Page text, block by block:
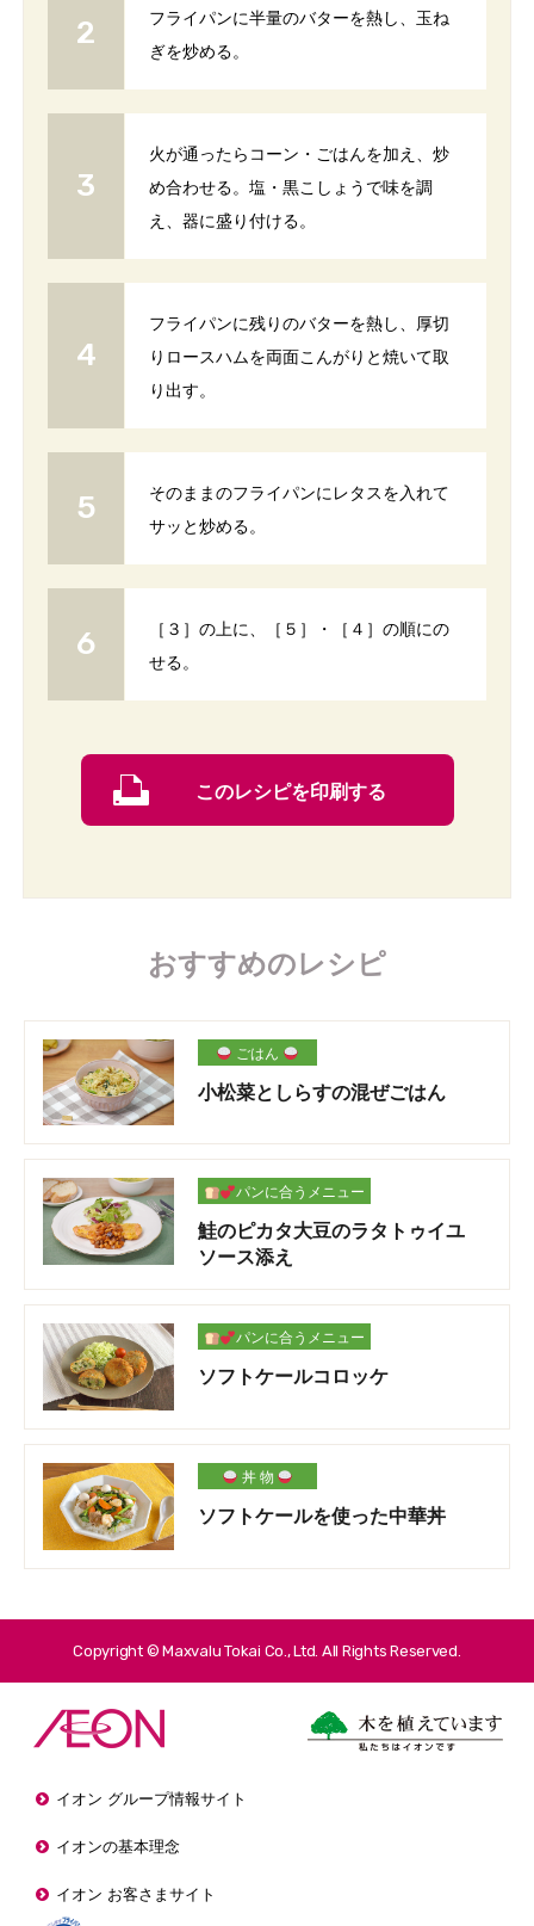
フライパンに半量のバターを熱し、玉ね
ぎを炒める。
火が通ったらコーン・ごはんを加え、炒
め合わせる。塩・黒こしょうで味を調
え、器に盛り付ける。
フライパンに残りのバターを熱し、厚切
りロースハムを両面こんがりと焼いて取
り出す。
そのままのフライパンにレタスを入れて
サッと炒める。
［３］の上に、［５］・［４］の順にの
せる。
このレシピを印刷する
おすすめのレシピ
ごはん
小松菜としらすの混ぜごはん
パンに合うメニュー
鮭のピカタ大豆のラタトゥイユ
ソース添え
パンに合うメニュー
ソフトケールコロッケ
丼 物
ソフトケールを使った中華丼
Copyright © Maxvalu Tokai Co., Ltd. All Rights Reserved.
イオン グループ情報サイト
イオンの基本理念
イオン お客さまサイト